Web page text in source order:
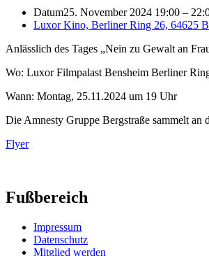
Datum25. November 2024 19:00 –
Luxor Kino, Berliner Ring 26, 64625
Anlässlich des Tages „Nein zu Gewalt an
Wo: Luxor Filmpalast Bensheim Berliner
Wann: Montag, 25.11.2024 um 19 Uhr
Die Amnesty Gruppe Bergstraße sammelt an
Flyer
Fußbereich
Impressum
Datenschutz
Mitglied werden